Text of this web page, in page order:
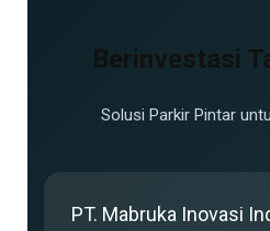
Berinvestasi
Solusi Parkir Pintar
PT. Mabruka Inovasi